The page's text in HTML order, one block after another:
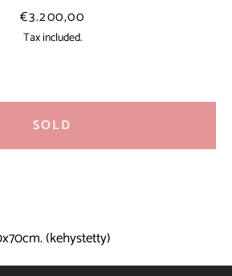
Price
€3.200,00
Tax included.
(kehystetty)
SOLD